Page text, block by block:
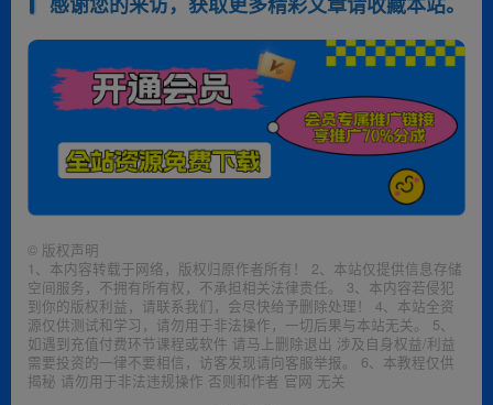
© 版权声明
1、本内容转载于网络，版权归原作者所有！ 2、本站仅提供信息存储
空间服务，不拥有所有权，不承担相关法律责任。 3、本内容若侵犯
到你的版权利益，请联系我们，会尽快给予删除处理！ 4、本站全资
源仅供测试和学习，请勿用于非法操作，一切后果与本站无关。 5、
如遇到充值付费环节课程或软件 请马上删除退出 涉及自身权益/利益
需要投资的一律不要相信，访客发现请向客服举报。 6、本教程仅供
揭秘 请勿用于非法违规操作 否则和作者 官网 无关